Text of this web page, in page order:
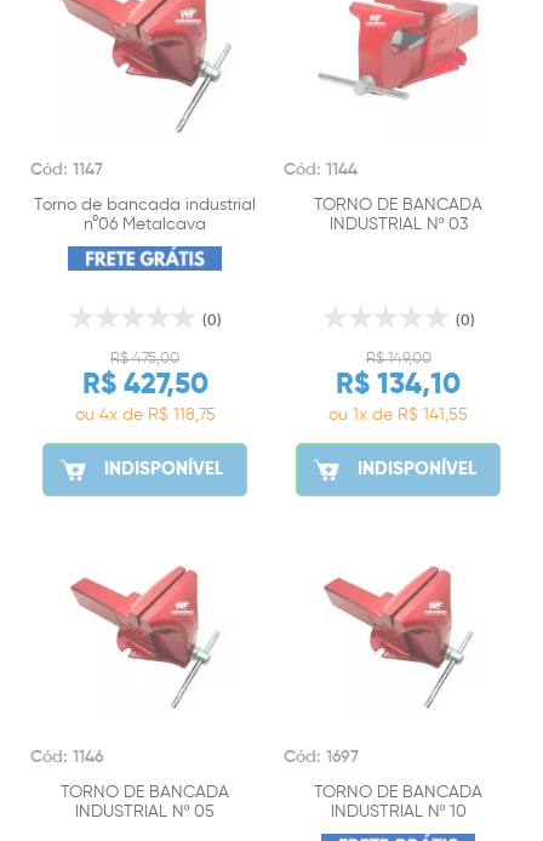
Cód: 1147
Torno de bancada industrial
n°06 Metalcava
(0)
R$ 475,00
R$ 427,50
ou 4x de R$ 118,75
INDISPONÍVEL
Cód: 1144
TORNO DE BANCADA
INDUSTRIAL Nº 03
(0)
R$ 149,00
R$ 134,10
ou 1x de R$ 141,55
INDISPONÍVEL
Cód: 1146
TORNO DE BANCADA
INDUSTRIAL Nº 05
Cód: 1697
TORNO DE BANCADA
INDUSTRIAL Nº 10